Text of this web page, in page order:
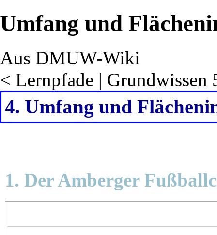
Umfang und
Aus DMUW-Wiki
< Lernpfade ‎ | Grundwissen
4. Umfang und
1. Der Amberger